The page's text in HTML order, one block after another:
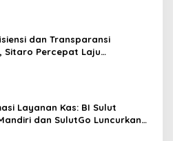
dan Transparansi
Sitaro Percepat Laju
Layanan Kas: BI Sulut
dan SulutGo Luncurkan